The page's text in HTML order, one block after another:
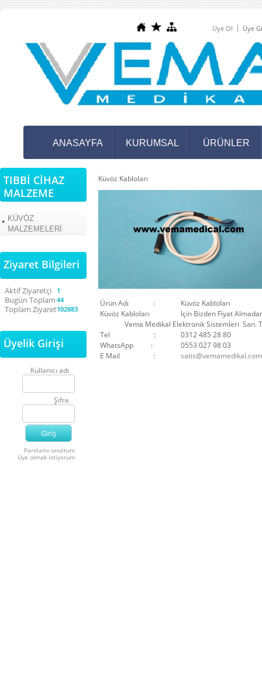
Üye Ol Üye
ANASAYFA KURUMSAL ÜRÜNLER
TIBBİ CİHAZ
MALZEME
KÜVÖZ
MALZEMELERİ
Ziyaret Bilgileri
Aktif Ziyaretçi 1
Bugün Toplam 44
Toplam Ziyaret102883
Üyelik Girişi
Kullanıcı adı
Şifre
Parolamı unuttum
Üye olmak istiyorum
Küvöz Kabloları
Ürün Adı :
Küvöz Kabloları
Küvöz Kabloları
İçin Bizden Fiyat
Vema Medikal Elektronik Sistemleri San.
Tel :
0312 485 28 80
WhatsApp :
0553 027 98 03
E Mail :